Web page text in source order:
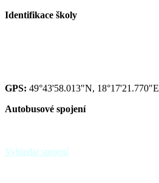
Identifikace školy
GPS: 49°43'58.013"N, 18°17'21.770"E
Autobusové spojení
Vyhledat spojení